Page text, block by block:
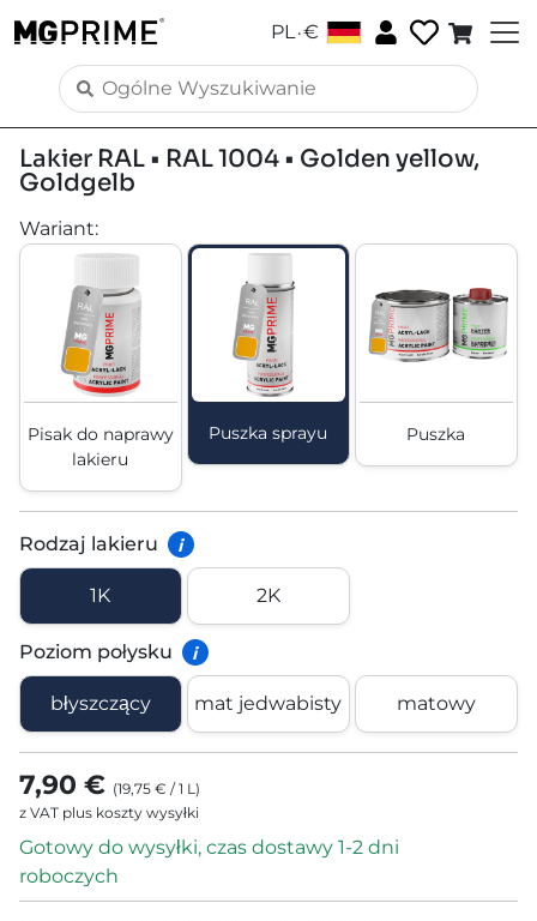
PL.€
Lakier RAL • RAL 1004 • Golden yellow,
Goldgelb
Wariant:
Pisak do naprawy
lakieru
Puszka sprayu Puszka
Rodzaj lakieru i
1K 2K
Poziom połysku i
błyszczący mat jedwabisty matowy
7,90 € (19,75 € /1 L )
z VAT plus koszty wysyłki
Gotowy do wysyłki, czas dostawy 1-2 dni
roboczych